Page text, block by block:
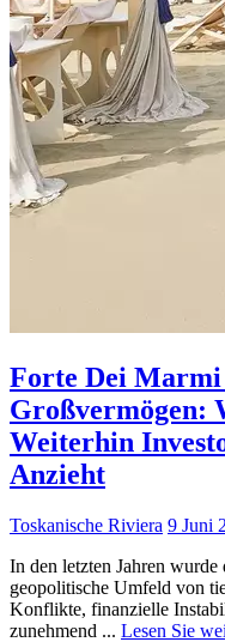
Forte Dei
Großvermögen:
Weiterhin
Anzieht
Toskanische Riviera 9 Juni
In den letzten Jahren
geopolitische Umfeld von
Konflikte, finanzielle
zunehmend ... Lesen Sie